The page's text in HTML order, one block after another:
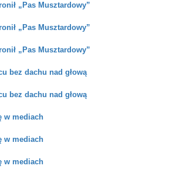
„Pas Musztardowy”
„Pas Musztardowy”
„Pas Musztardowy”
bez dachu nad głową
bez dachu nad głową
w mediach
w mediach
w mediach